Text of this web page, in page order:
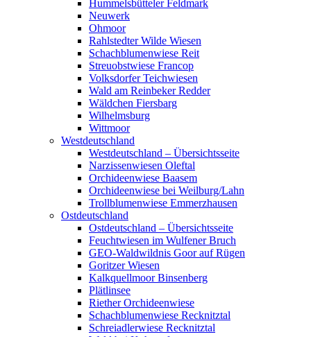
Hummelsbütteler Feldmark
Neuwerk
Ohmoor
Rahlstedter Wilde Wiesen
Schachblumenwiese Reit
Streuobstwiese Francop
Volksdorfer Teichwiesen
Wald am Reinbeker Redder
Wäldchen Fiersbarg
Wilhelmsburg
Wittmoor
Westdeutschland
Westdeutschland – Übersichtsseite
Narzissenwiesen Oleftal
Orchideenwiese Baasem
Orchideenwiese bei Weilburg/Lahn
Trollblumenwiese Emmerzhausen
Ostdeutschland
Ostdeutschland – Übersichtsseite
Feuchtwiesen im Wulfener Bruch
GEO-Waldwildnis Goor auf Rügen
Goritzer Wiesen
Kalkquellmoor Binsenberg
Plätlinsee
Riether Orchideenwiese
Schachblumenwiese Recknitztal
Schreiadlerwiese Recknitztal